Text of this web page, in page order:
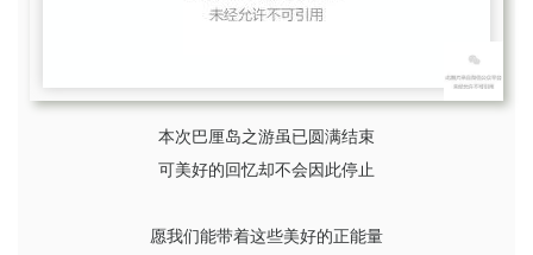
本次巴厘岛之游虽已圆满结束
可美好的回忆却不会因此停止
愿我们能带着这些美好的正能量